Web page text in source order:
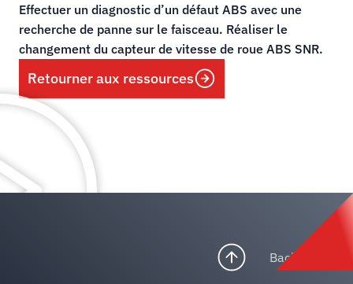
Effectuer un diagnostic d’un défaut ABS avec une
recherche de panne sur le faisceau. Réaliser le
changement du capteur de vitesse de roue ABS SNR.
Retourner aux ressources
Back to top